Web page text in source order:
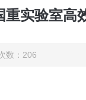
实验室高
数：206